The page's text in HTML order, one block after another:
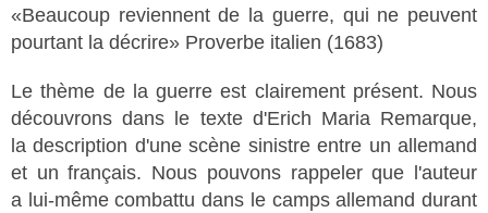
«Beaucoup reviennent de la guerre, qui ne peuvent
pourtant la décrire» Proverbe italien (1683)
Le thème de la guerre est clairement présent. Nous
découvrons dans le texte d'Erich Maria Remarque,
la description d'une scène sinistre entre un allemand
et un français. Nous pouvons rappeler que l'auteur
a lui-même combattu dans le camps allemand durant